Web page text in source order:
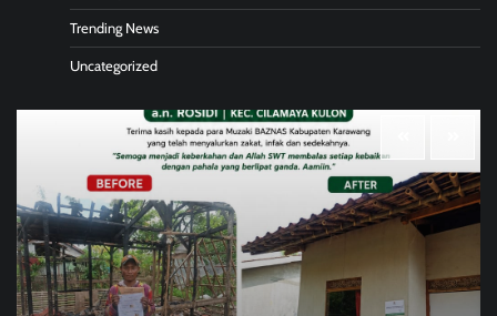
Trending News
Uncategorized